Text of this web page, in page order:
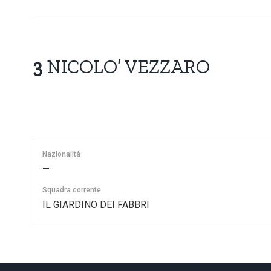
3NICOLO’ VEZZARO
Nazionalità
—
Squadra corrente
IL GIARDINO DEI FABBRI